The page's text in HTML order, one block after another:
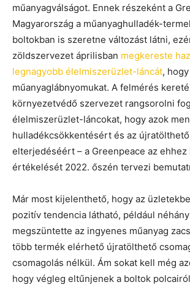
műanyagválságot. Ennek részeként a
Magyarország a műanyaghulladék-
boltokban is szeretne változást látni,
zöldszervezet áprilisban megkereste
legnagyobb élelmiszerüzlet-láncát,
műanyaglábnyomukat. A felmérés
környezetvédő szervezet rangsorolni
élelmiszerüzlet-láncokat, hogy azok
hulladékcsökkentésért és az
elterjedéséért – a Greenpeace az ehhez
értékelését 2022. őszén tervezi
Már most kijelenthető, hogy az
pozitív tendencia látható, például
megszüntette az ingyenes műanyag
több termék elérhető újratölthető
csomagolás nélkül. Ám sokat kell még
hogy végleg eltűnjenek a boltok